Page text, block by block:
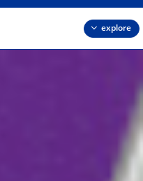
explore